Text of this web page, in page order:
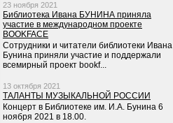
23 ноября 2021
Библиотека Ивана БУНИНА приняла
участие в международном проекте
BOOKFACE
Сотрудники и читатели библиотеки Ивана
Бунина приняли участие и поддержали
всемирный проект bookf...
13 октября 2021
ТАЛАНТЫ МУЗЫКАЛЬНОЙ РОССИИ
Концерт в Библиотеке им. И.А. Бунина 6
ноября 2021 в 18.00.